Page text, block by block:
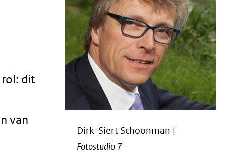
rol: dit
van
Dirk-Siert Schoonman |
Fotostudio 7